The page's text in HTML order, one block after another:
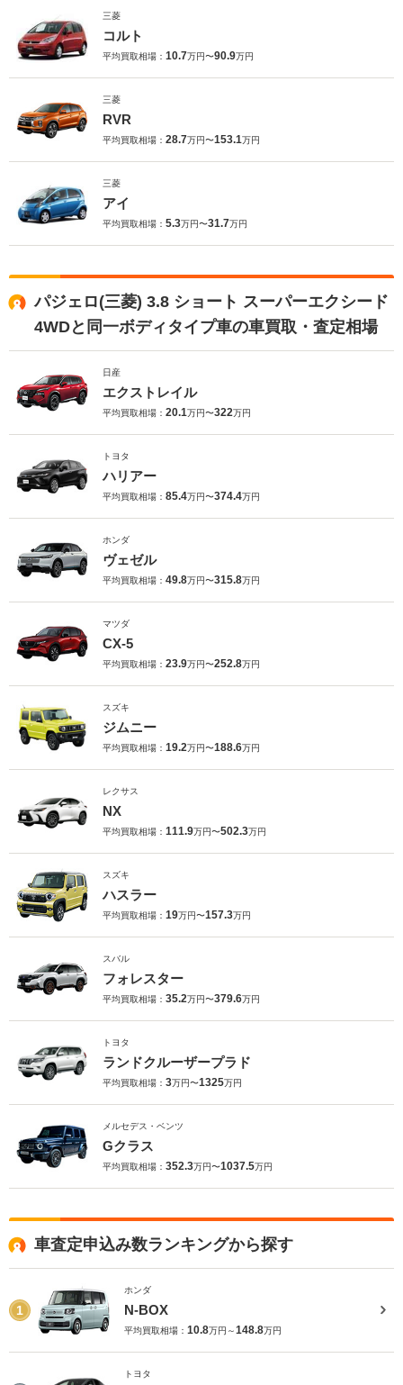
三菱
コルト
平均買取相場： 10.7万円〜90.9万円
三菱
RVR
平均買取相場： 28.7万円〜153.1万円
三菱
アイ
平均買取相場： 5.3万円〜31.7万円
パジェロ(三菱) 3.8 ショート スーパーエクシード
4WDと同一ボディタイプ車の車買取・査定相場
日産
エクストレイル
平均買取相場： 20.1万円〜322万円
トヨタ
ハリアー
平均買取相場： 85.4万円〜374.4万円
ホンダ
ヴェゼル
平均買取相場： 49.8万円〜315.8万円
マツダ
CX-5
平均買取相場： 23.9万円〜252.8万円
スズキ
ジムニー
平均買取相場： 19.2万円〜188.6万円
レクサス
NX
平均買取相場： 111.9万円〜502.3万円
スズキ
ハスラー
平均買取相場： 19万円〜157.3万円
スバル
フォレスター
平均買取相場： 35.2万円〜379.6万円
トヨタ
ランドクルーザープラド
平均買取相場： 3万円〜1325万円
メルセデス・ベンツ
Gクラス
平均買取相場： 352.3万円〜1037.5万円
車査定申込み数ランキングから探す
1
ホンダ
N-BOX
平均買取相場： 10.8万円～148.8万円
トヨタ